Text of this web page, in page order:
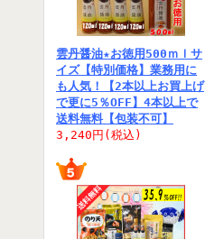
雲丹醤油★お徳用500ｍｌサ
イズ【特別価格】業務用に
も人気！【2本以上お買上げ
で更に5％OFF】4本以上で
送料無料【包装不可】
3,240円(税込)